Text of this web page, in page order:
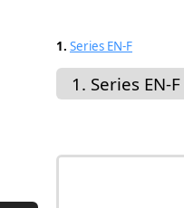
1. Series EN-F
1. Series EN-F